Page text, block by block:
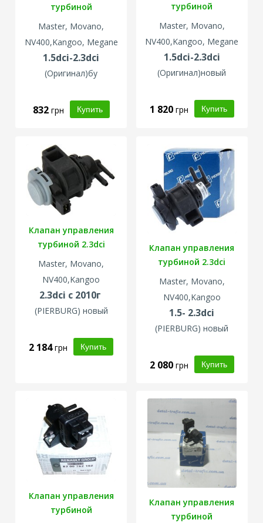
турбиной
Master, Movano,
NV400,Kangoo, Megane
1.5dci-2.3dci
(Оригинал)бу
832 грн
турбиной
Master, Movano,
NV400,Kangoo, Megane
1.5dci-2.3dci
(Оригинал)новый
1 820 грн
Клапан управления
турбиной 2.3dci
Master, Movano,
NV400,Kangoo
2.3dci с 2010г
(PIERBURG) новый
2 184грн
Клапан управления
турбиной 2.3dci
Master, Movano,
NV400,Kangoo
1.5- 2.3dci
(PIERBURG) новый
2 080 грн
Клапан управления
турбиной
Клапан управления
турбиной